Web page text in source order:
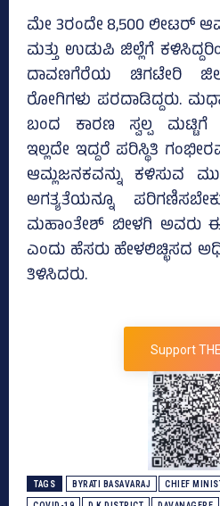
ಮೇ 3ರಂದೇ 8,500 ಲೀಟರ್‌
ಮತ್ತು ಉಡುಪಿ ಜಿಲ್ಲೆಗೆ
ದಾವಣಗೆರೆಯ ಚಿಗಟೇರಿ
ರೋಗಿಗಳು ಪರದಾಡಿದ್ದರು.
ಬಂದ ಕಾರಣ ಸ್ವಲ್ಪ ಮಟ್ಟಿಗೆ
ಇಲ್ಲದೇ ಇದ್ದರೆ ಪರಿಸ್ಥಿತಿ
ಆಮ್ಲಜನಕವನ್ನು ಕಳಿಸುವ
ಅಗತ್ಯತೆಯನ್ನೂ
ಮಹಾಂತೇಶ್‌ ಬೀಳಗಿ ಅವರು
ಎಂದು ಹೆಸರು ಹೇಳಲಿಚ್ಛಿಸದ
ತಿಳಿಸಿದರು.
Support
TAGS BYRATI BASAVARAJ CHIEF